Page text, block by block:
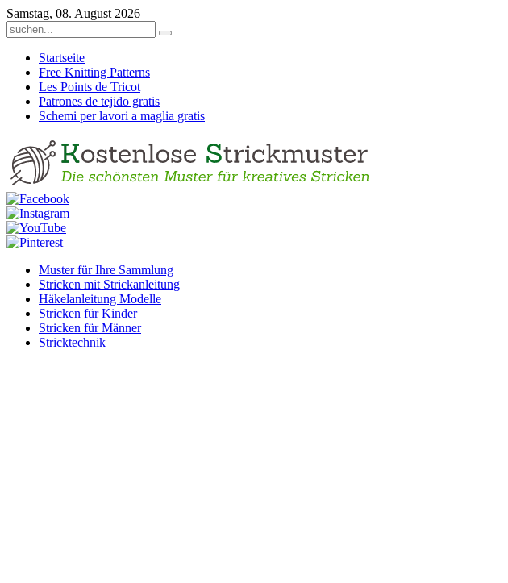
Samstag, 08. August 2026
Startseite
Free Knitting Patterns
Les Points de Tricot
Patrones de tejido gratis
Schemi per lavori a maglia gratis
Muster für Ihre Sammlung
Stricken mit Strickanleitung
Häkelanleitung Modelle
Stricken für Kinder
Stricken für Männer
Stricktechnik